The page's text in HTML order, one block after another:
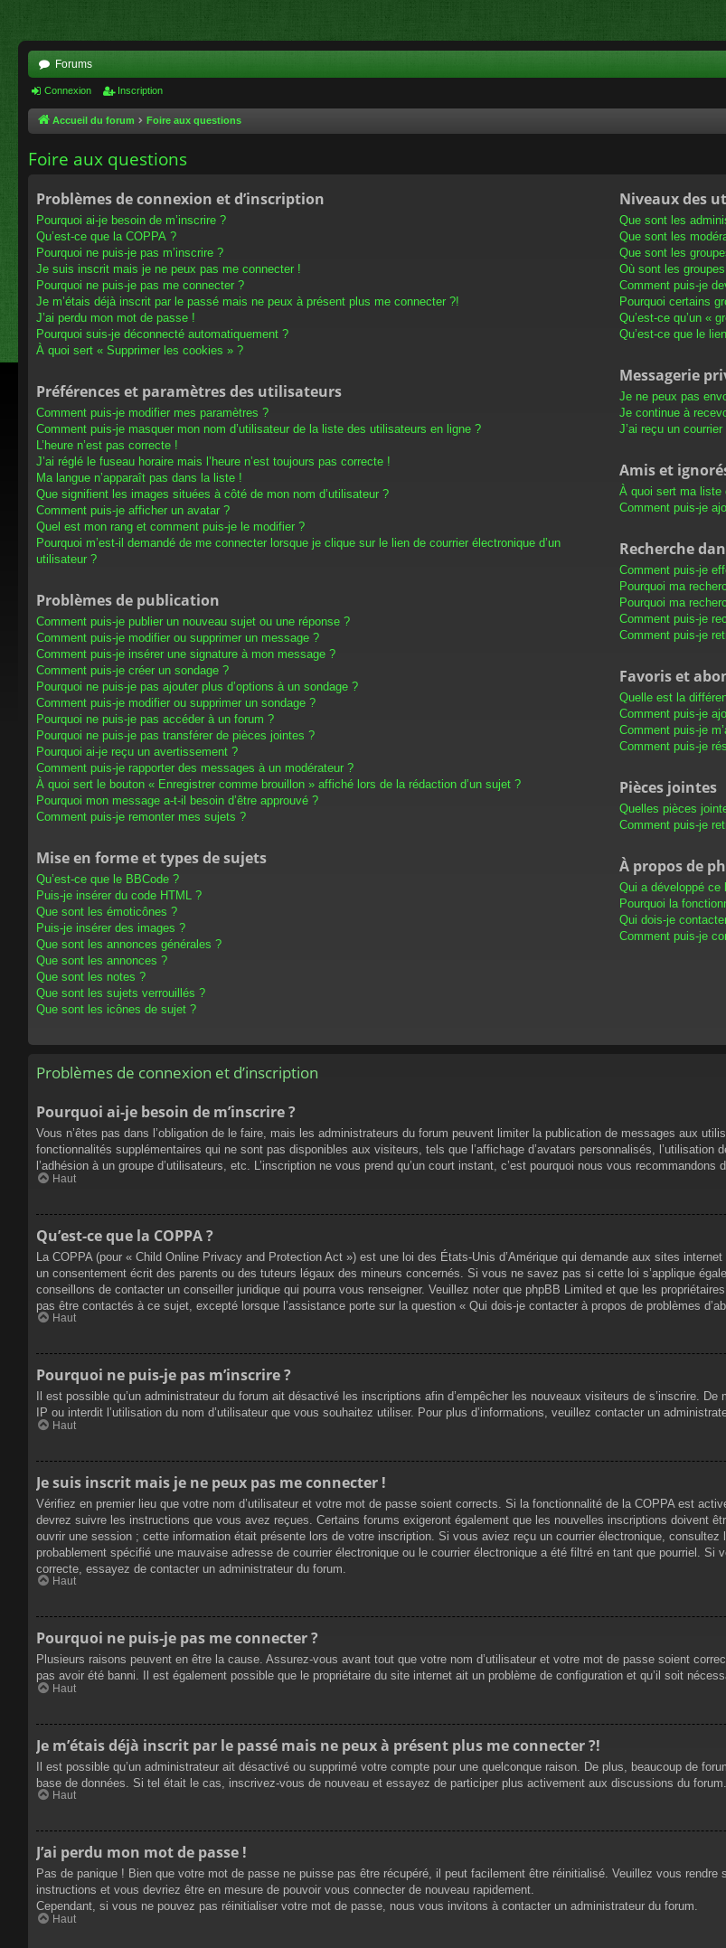
Forums
Connexion Inscription
Accueil du forum Foire aux questions
Foire aux questions
Problèmes de connexion et d’inscription
Pourquoi ai-je besoin de m’inscrire ?
Qu’est-ce que la COPPA ?
Pourquoi ne puis-je pas m’inscrire ?
Je suis inscrit mais je ne peux pas me connecter !
Pourquoi ne puis-je pas me connecter ?
Je m’étais déjà inscrit par le passé mais ne peux à présent plus me connecter ?!
J’ai perdu mon mot de passe !
Pourquoi suis-je déconnecté automatiquement ?
À quoi sert « Supprimer les cookies » ?
Préférences et paramètres des utilisateurs
Comment puis-je modifier mes paramètres ?
Comment puis-je masquer mon nom d’utilisateur de la liste des utilisateurs en ligne ?
L’heure n’est pas correcte !
J’ai réglé le fuseau horaire mais l’heure n’est toujours pas correcte !
Ma langue n’apparaît pas dans la liste !
Que signifient les images situées à côté de mon nom d’utilisateur ?
Comment puis-je afficher un avatar ?
Quel est mon rang et comment puis-je le modifier ?
Pourquoi m’est-il demandé de me connecter lorsque je clique sur le lien de courrier électronique d’un
utilisateur ?
Problèmes de publication
Comment puis-je publier un nouveau sujet ou une réponse ?
Comment puis-je modifier ou supprimer un message ?
Comment puis-je insérer une signature à mon message ?
Comment puis-je créer un sondage ?
Pourquoi ne puis-je pas ajouter plus d’options à un sondage ?
Comment puis-je modifier ou supprimer un sondage ?
Pourquoi ne puis-je pas accéder à un forum ?
Pourquoi ne puis-je pas transférer de pièces jointes ?
Pourquoi ai-je reçu un avertissement ?
Comment puis-je rapporter des messages à un modérateur ?
À quoi sert le bouton « Enregistrer comme brouillon » affiché lors de la rédaction d’un sujet ?
Pourquoi mon message a-t-il besoin d’être approuvé ?
Comment puis-je remonter mes sujets ?
Mise en forme et types de sujets
Qu’est-ce que le BBCode ?
Puis-je insérer du code HTML ?
Que sont les émoticônes ?
Puis-je insérer des images ?
Que sont les annonces générales ?
Que sont les annonces ?
Que sont les notes ?
Que sont les sujets verrouillés ?
Que sont les icônes de sujet ?
Niveaux des
Que sont les
Que sont les
Que sont les
Où sont les
Comment puis-je
Pourquoi certains
Qu’est-ce qu’un «
Qu’est-ce que le
Messagerie
Je ne peux pas
Je continue à
J’ai reçu un
Amis et
À quoi sert ma liste
Comment puis-je
Recherche
Comment puis-je
Pourquoi ma
Pourquoi ma
Comment puis-je
Comment puis-je
Favoris et
Quelle est la
Comment puis-je
Comment puis-je
Comment puis-je
Pièces jointes
Quelles pièces
Comment puis-je
À propos de
Qui a développé ce
Pourquoi la
Qui dois-je
Comment puis-je
Problèmes de connexion et d’inscription
Pourquoi ai-je besoin de m’inscrire ?
Vous n’êtes pas dans l’obligation de le faire, mais les administrateurs du forum peuvent limiter la publication de messages aux
fonctionnalités supplémentaires qui ne sont pas disponibles aux visiteurs, tels que l’affichage d’avatars personnalisés,
l’adhésion à un groupe d’utilisateurs, etc. L’inscription ne vous prend qu’un court instant, c’est pourquoi nous vous recommandons
Haut
Qu’est-ce que la COPPA ?
La COPPA (pour « Child Online Privacy and Protection Act ») est une loi des États-Unis d’Amérique qui demande aux sites
un consentement écrit des parents ou des tuteurs légaux des mineurs concernés. Si vous ne savez pas si cette loi s’applique
conseillons de contacter un conseiller juridique qui pourra vous renseigner. Veuillez noter que phpBB Limited et que les
pas être contactés à ce sujet, excepté lorsque l’assistance porte sur la question « Qui dois-je contacter à propos de problèmes
Haut
Pourquoi ne puis-je pas m’inscrire ?
Il est possible qu’un administrateur du forum ait désactivé les inscriptions afin d’empêcher les nouveaux visiteurs de s’inscrire.
IP ou interdit l’utilisation du nom d’utilisateur que vous souhaitez utiliser. Pour plus d’informations, veuillez contacter un
Haut
Je suis inscrit mais je ne peux pas me connecter !
Vérifiez en premier lieu que votre nom d’utilisateur et votre mot de passe soient corrects. Si la fonctionnalité de la COPPA est
devrez suivre les instructions que vous avez reçues. Certains forums exigeront également que les nouvelles inscriptions doivent
ouvrir une session ; cette information était présente lors de votre inscription. Si vous aviez reçu un courrier électronique,
probablement spécifié une mauvaise adresse de courrier électronique ou le courrier électronique a été filtré en tant que pourriel.
correcte, essayez de contacter un administrateur du forum.
Haut
Pourquoi ne puis-je pas me connecter ?
Plusieurs raisons peuvent en être la cause. Assurez-vous avant tout que votre nom d’utilisateur et votre mot de passe soient
pas avoir été banni. Il est également possible que le propriétaire du site internet ait un problème de configuration et qu’il soit
Haut
Je m’étais déjà inscrit par le passé mais ne peux à présent plus me connecter ?!
Il est possible qu’un administrateur ait désactivé ou supprimé votre compte pour une quelconque raison. De plus, beaucoup de
base de données. Si tel était le cas, inscrivez-vous de nouveau et essayez de participer plus activement aux discussions du forum.
Haut
J’ai perdu mon mot de passe !
Pas de panique ! Bien que votre mot de passe ne puisse pas être récupéré, il peut facilement être réinitialisé. Veuillez vous
instructions et vous devriez être en mesure de pouvoir vous connecter de nouveau rapidement.
Cependant, si vous ne pouvez pas réinitialiser votre mot de passe, nous vous invitons à contacter un administrateur du forum.
Haut